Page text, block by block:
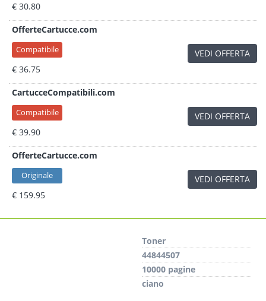
€ 30.80
OfferteCartucce.com
Compatibile
€ 36.75
VEDI OFFERTA
CartucceCompatibili.com
Compatibile
€ 39.90
VEDI OFFERTA
OfferteCartucce.com
Originale
€ 159.95
VEDI OFFERTA
Toner
44844507
10000 pagine
ciano